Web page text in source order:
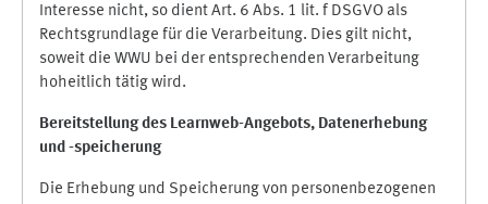
Interesse nicht, so dient Art. 6 Abs. 1 lit. f DSGVO als
Rechtsgrundlage für die Verarbeitung. Dies gilt nicht,
soweit die WWU bei der entsprechenden Verarbeitung
hoheitlich tätig wird.
Bereitstellung des Learnweb-Angebots, Datenerhebung
und -speicherung
Die Erhebung und Speicherung von personenbezogenen